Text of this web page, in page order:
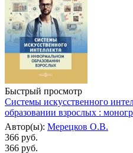
Быстрый просмотр
Системы искусственного
образовании взрослых :
Автор(ы): Мерецков О.В.
366 руб.
366 руб.